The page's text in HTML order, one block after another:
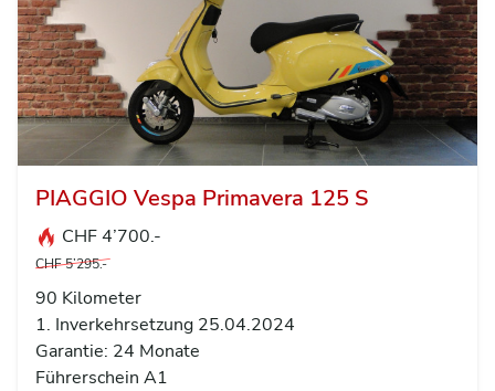
PIAGGIO Vespa Primavera 125 S
CHF 4’700.-
CHF 5’295.-
90 Kilometer
1. Inverkehrsetzung 25.04.2024
Garantie: 24 Monate
Führerschein A1